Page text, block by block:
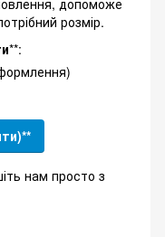
допоможе
розмір.
**:
нам просто з